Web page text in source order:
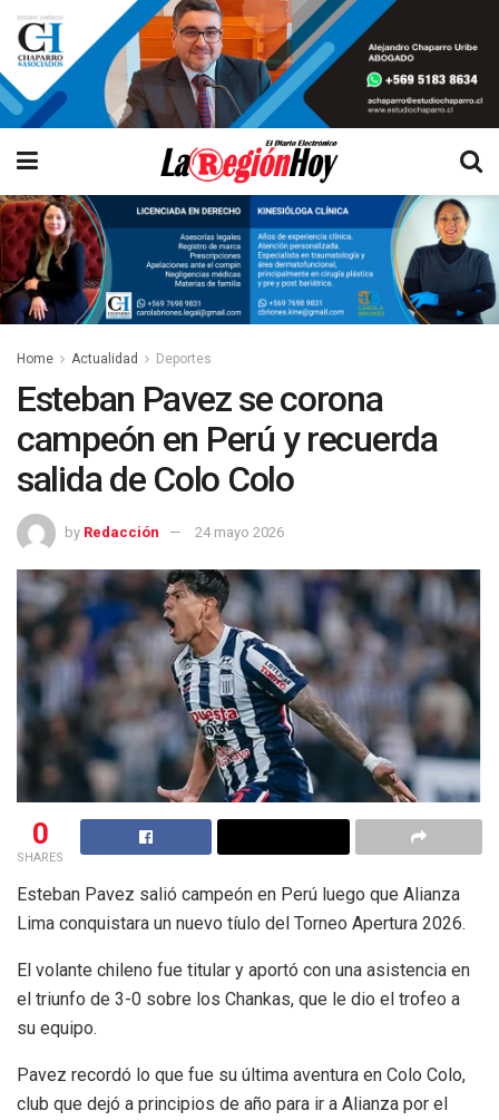
Home Actualidad Deportes
Esteban Pavez se corona
campeón en Perú y recuerda
salida de Colo Colo
by Redacción 24 mayo 2026
0
SHARES
Esteban Pavez salió campeón en Perú luego que Alianza
Lima conquistara un nuevo tíulo del Torneo Apertura 2026.
El volante chileno fue titular y aportó con una asistencia en
el triunfo de 3-0 sobre los Chankas, que le dio el trofeo a
su equipo.
Pavez recordó lo que fue su última aventura en Colo Colo,
club que dejó a principios de año para ir a Alianza por el